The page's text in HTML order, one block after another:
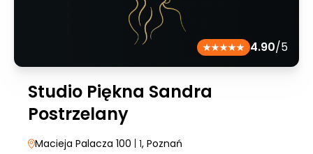
4.90/5
Studio Piękna Sandra
Postrzelany
Macieja Palacza 100 | 1, Poznań